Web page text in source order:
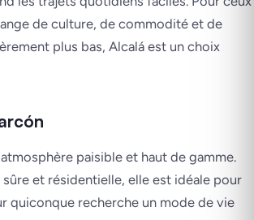
de culture, de commodité et de
plus bas, Alcalá est un choix
paisible et haut de gamme.
et résidentielle, elle est idéale pour
quiconque recherche un mode de vie